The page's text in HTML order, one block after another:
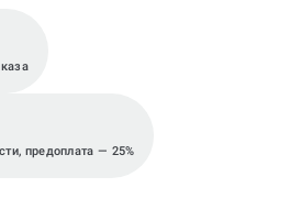
предоплата — 25%